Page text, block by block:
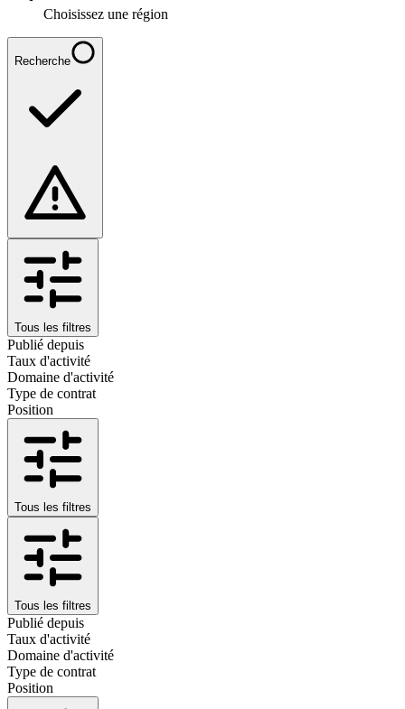
Choisissez une région
Recherche
Tous les filtres
Publié depuis
Taux d'activité
Domaine d'activité
Type de contrat
Position
Tous les filtres
Tous les filtres
Publié depuis
Taux d'activité
Domaine d'activité
Type de contrat
Position